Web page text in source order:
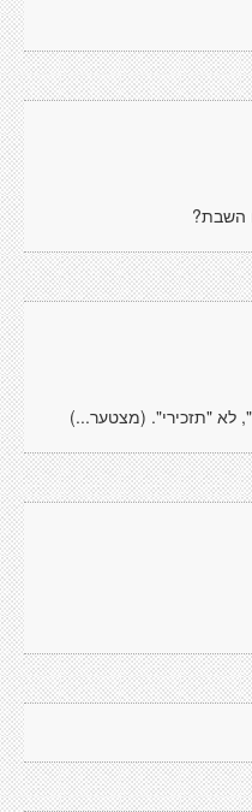
השבת?
לא "תזכירי". (מצטער...)